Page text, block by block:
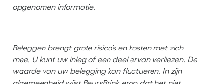
opgenomen informatie.
Beleggen brengt grote risico’s en kosten met zich
mee. U kunt uw inleg of een deel ervan verliezen. De
waarde van uw belegging kan fluctueren. In zijn